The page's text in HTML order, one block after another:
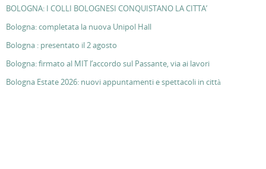
BOLOGNA: I COLLI BOLOGNESI CONQUISTANO LA CITTA’
Bologna: completata la nuova Unipol Hall
Bologna : presentato il 2 agosto
Bologna: firmato al MIT l’accordo sul Passante, via ai lavori
Bologna Estate 2026: nuovi appuntamenti e spettacoli in città